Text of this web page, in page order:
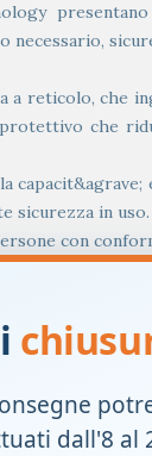
necessario,
reticolo, che
che
sicurezza in uso.
con
lo stoma
da un
della cute
i circoli di
dall'8 al